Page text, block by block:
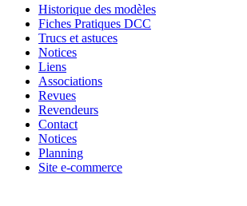
Historique des modèles
Fiches Pratiques DCC
Trucs et astuces
Notices
Liens
Associations
Revues
Revendeurs
Contact
Notices
Planning
Site e-commerce